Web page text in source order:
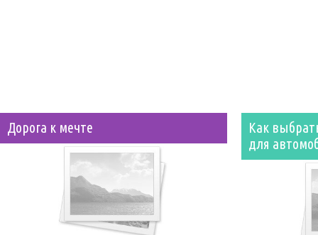
Дорога к мечте
Как
для